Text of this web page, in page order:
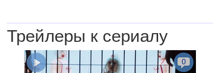
Трейлеры к сериалу
0